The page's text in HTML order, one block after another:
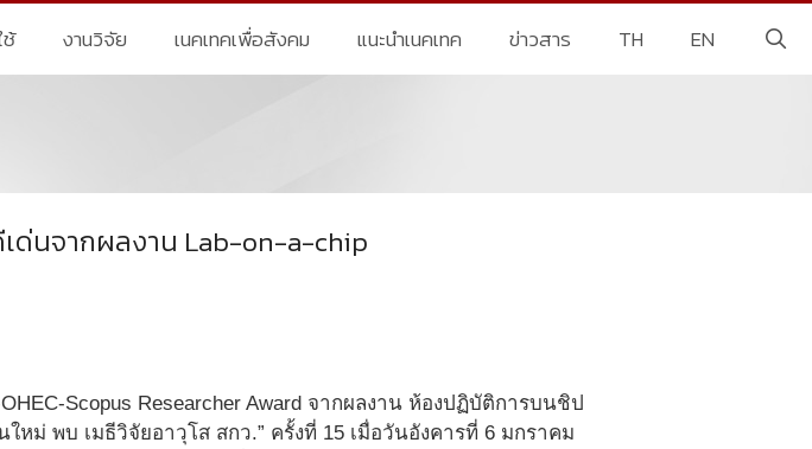
งานวิจัย เนคเทคเพื่อสังคม แนะนำเนคเทค ข่าวสาร TH EN
เด่นจากผลงาน Lab-on-a-chip
Scopus Researcher Award จากผลงาน ห้องปฏิบัติการบนชิป
หม่ พบ เมธีวิจัยอาวุโส สกว.” ครั้งที่ 15 เมื่อวันอังคารที่ 6 มกราคม